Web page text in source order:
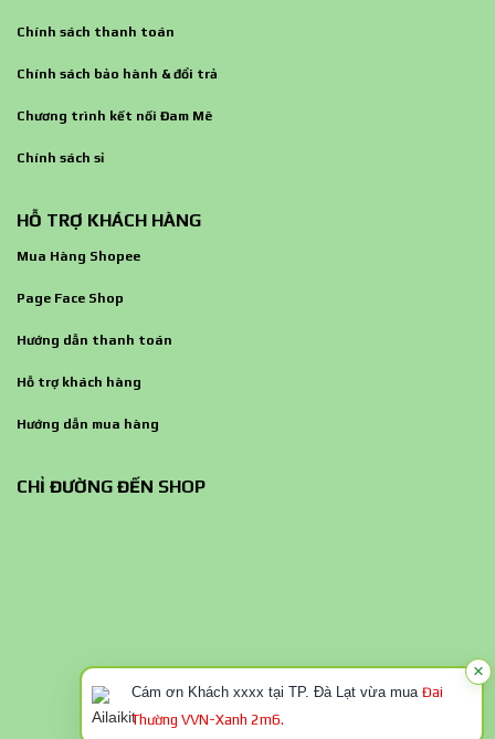
Chính sách thanh toán
Chính sách bảo hành & đổi trả
Chương trình kết nối Đam Mê
Chính sách sỉ
HỖ TRỢ KHÁCH HÀNG
Mua Hàng Shopee
Page Face Shop
Hướng dẫn thanh toán
Hỗ trợ khách hàng
Hướng dẫn mua hàng
CHỈ ĐƯỜNG ĐẾN SHOP
×
Cám ơn Khách xxxx tại TP. Đà Lạt vừa mua Đai
Thường VVN-Xanh 2m6.